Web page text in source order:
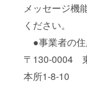
メッセージ機
ください。
●事業者の住
〒130-0004
本所1-8-10